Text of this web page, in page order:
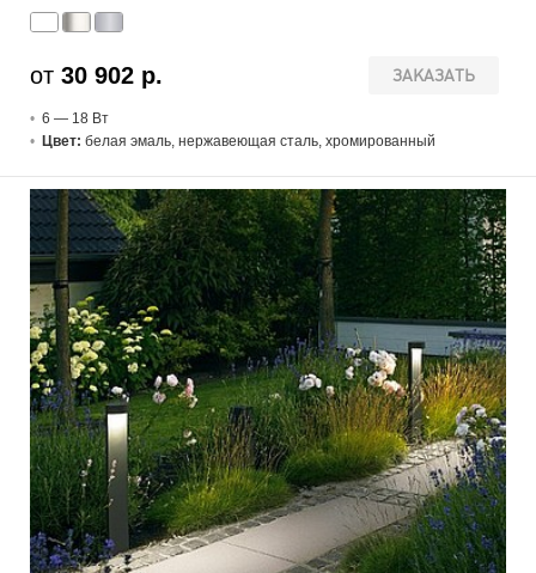
ЗАКАЗАТЬ
от 30 902 р.
6 — 18 Вт
Цвет: белая эмаль, нержавеющая сталь, хромированный